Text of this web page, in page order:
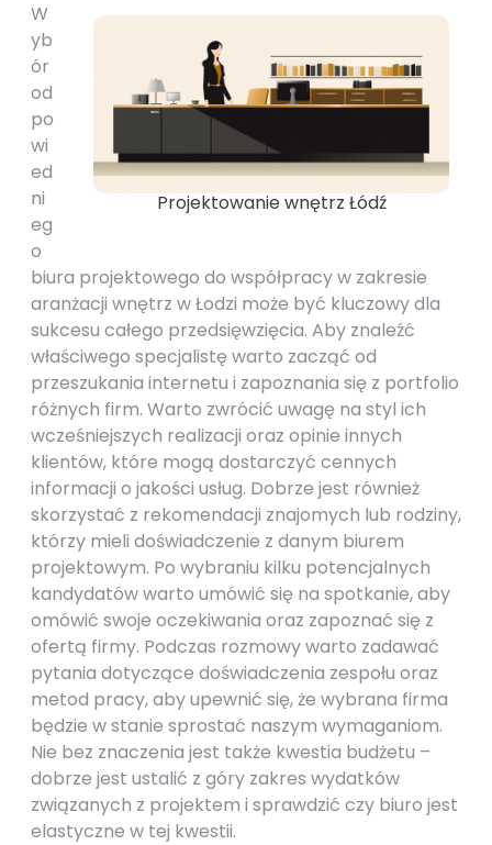
Projektowanie wnętrz Łódź
W
yb
ór
od
po
wi
ed
ni
eg
o
biura projektowego do współpracy w zakresie
aranżacji wnętrz w Łodzi może być kluczowy dla
sukcesu całego przedsięwzięcia. Aby znaleźć
właściwego specjalistę warto zacząć od
przeszukania internetu i zapoznania się z portfolio
różnych firm. Warto zwrócić uwagę na styl ich
wcześniejszych realizacji oraz opinie innych
klientów, które mogą dostarczyć cennych
informacji o jakości usług. Dobrze jest również
skorzystać z rekomendacji znajomych lub rodziny,
którzy mieli doświadczenie z danym biurem
projektowym. Po wybraniu kilku potencjalnych
kandydatów warto umówić się na spotkanie, aby
omówić swoje oczekiwania oraz zapoznać się z
ofertą firmy. Podczas rozmowy warto zadawać
pytania dotyczące doświadczenia zespołu oraz
metod pracy, aby upewnić się, że wybrana firma
będzie w stanie sprostać naszym wymaganiom.
Nie bez znaczenia jest także kwestia budżetu –
dobrze jest ustalić z góry zakres wydatków
związanych z projektem i sprawdzić czy biuro jest
elastyczne w tej kwestii.